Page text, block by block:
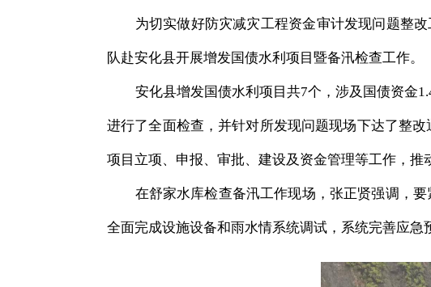
为切实做好防灾减灾工程资金审计发现问题整
队赴安化县开展增发国债水利项目暨备汛检查工作。
安化县增发国债水利项目共7个，涉及国债资金
进行了全面检查，并针对所发现问题现场下达了整
项目立项、申报、审批、建设及资金管理等工作，推
在舒家水库检查备汛工作现场，张正贤强调，要
全面完成设施设备和雨水情系统调试，系统完善应急